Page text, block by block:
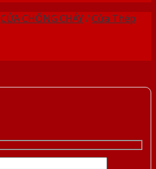
CỬA CHỐNG CHÁY/Cửa Thép